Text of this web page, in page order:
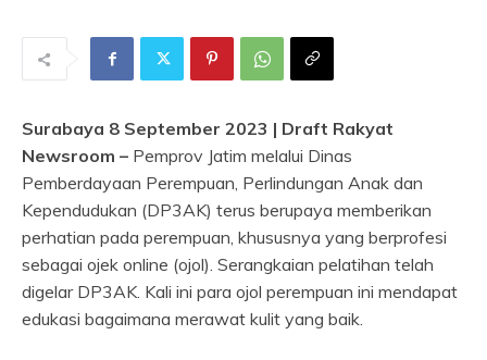
Surabaya 8 September 2023 | Draft Rakyat
Newsroom – Pemprov Jatim melalui Dinas
Pemberdayaan Perempuan, Perlindungan Anak dan
Kependudukan (DP3AK) terus berupaya memberikan
perhatian pada perempuan, khususnya yang berprofesi
sebagai ojek online (ojol). Serangkaian pelatihan telah
digelar DP3AK. Kali ini para ojol perempuan ini mendapat
edukasi bagaimana merawat kulit yang baik.